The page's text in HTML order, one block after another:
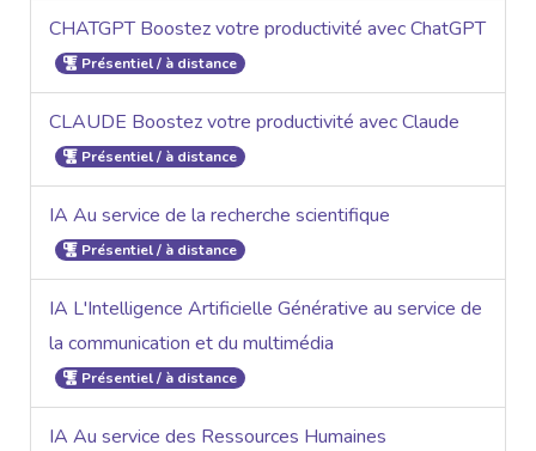
CHATGPT Boostez votre productivité avec ChatGPT
Présentiel / à distance
CLAUDE Boostez votre productivité avec Claude
Présentiel / à distance
IA Au service de la recherche scientifique
Présentiel / à distance
IA L'Intelligence Artificielle Générative au service de
la communication et du multimédia
Présentiel / à distance
IA Au service des Ressources Humaines